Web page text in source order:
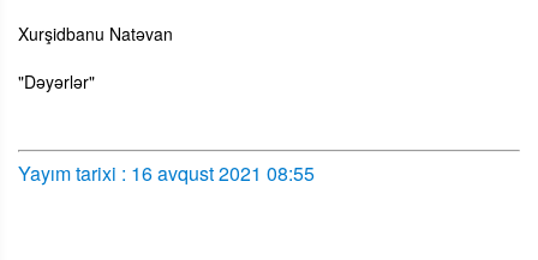
Xurşidbanu Natəvan
"Dəyərlər"
Yayım tarixi : 16 avqust 2021 08:55